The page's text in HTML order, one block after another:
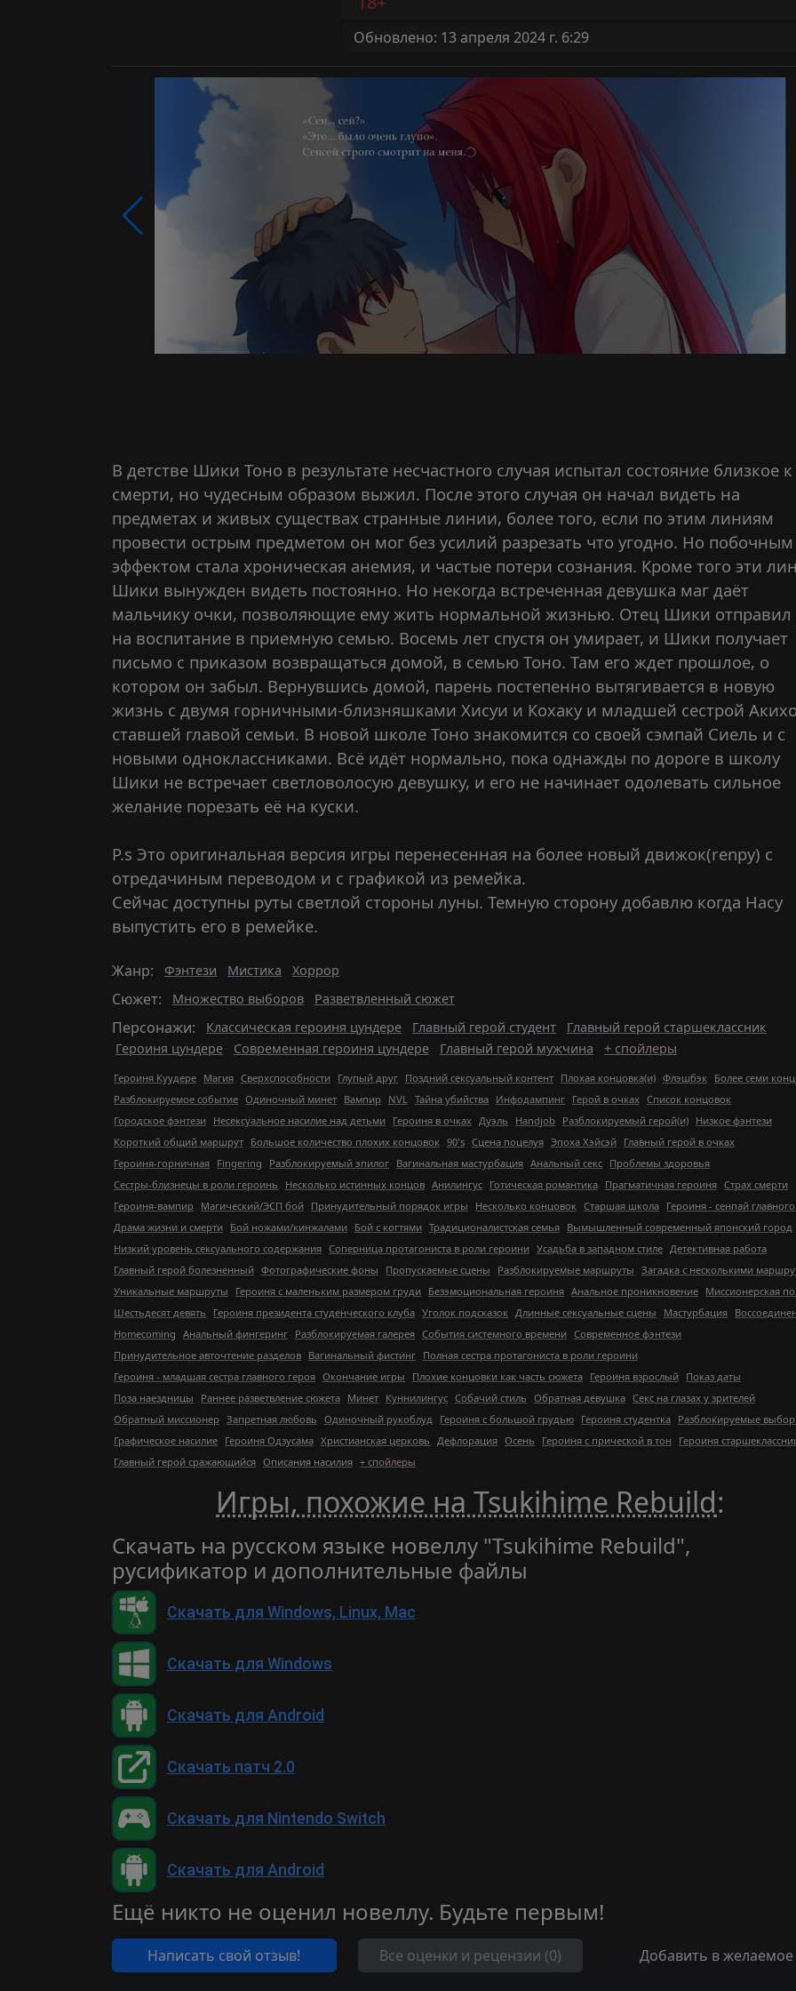
Обновлено: 13 апреля 2024 г. 6:29
В детстве Шики Тоно в результате несчастного случая испытал состояние близкое к
смерти, но чудесным образом выжил. После этого случая он начал видеть на
предметах и живых существах странные линии, более того, если по этим линиям
провести острым предметом он мог без усилий разрезать что угодно. Но побочным
эффектом стала хроническая анемия, и частые потери сознания. Кроме того эти
Шики вынужден видеть постоянно. Но некогда встреченная девушка маг даёт
мальчику очки, позволяющие ему жить нормальной жизнью. Отец Шики отправил
на воспитание в приемную семью. Восемь лет спустя он умирает, и Шики получает
письмо с приказом возвращаться домой, в семью Тоно. Там его ждет прошлое, о
котором он забыл. Вернувшись домой, парень постепенно вытягивается в новую
жизнь с двумя горничными-близняшками Хисуи и Кохаку и младшей сестрой
ставшей главой семьи. В новой школе Тоно знакомится со своей сэмпай Сиель и с
новыми одноклассниками. Всё идёт нормально, пока однажды по дороге в школу
Шики не встречает светловолосую девушку, и его не начинает одолевать сильное
желание порезать её на куски.
P.s Это оригинальная версия игры перенесенная на более новый движок(renpy) с
отредачиным переводом и с графикой из ремейка.
Сейчас доступны руты светлой стороны луны. Темную сторону добавлю когда Насу
выпустить его в ремейке.
Жанр: Фэнтези Мистика Хоррор
Сюжет: Множество выборов Разветвленный сюжет
Персонажи: Классическая героиня цундере Главный герой студент
Главный герой старшеклассник
Героиня цундере
Современная героиня цундере Главный герой мужчина + спойлеры
Героиня Куудере Магия Сверхспособности Глупый друг Поздний сексуальный контент Плохая концовка(и) Флэшбэк Более семи
Разблокируемое событие Одиночный минет Вампир NVL Тайна убийства Инфодампинг Герой в очках Список концовок
Городское фэнтези Несексуальное насилие над детьми Героиня в очках Дуэль Handjob Разблокируемый герой(и) Низкое фэнтези
Короткий общий маршрут Большое количество плохих концовок 90's Сцена поцелуя Эпоха Хэйсэй Главный герой в очках
Героиня-горничная Fingering Разблокируемый эпилог Вагинальная мастурбация Анальный секс Проблемы здоровья
Сестры-близнецы в роли героинь
Несколько истинных концов Анилингус Готическая романтика Прагматичная героиня Страх смерти
Героиня-вампир
Магический/ЭСП бой Принудительный порядок игры Несколько концовок Старшая школа Героиня - сенпай
Драма жизни и смерти Бой ножами/кинжалами Бой с когтями Традиционалистская семья Вымышленный современный японский город
Низкий уровень сексуального содержания Соперница протагониста в роли героини Усадьба в западном стиле Детективная работа
Главный герой болезненный Фотографические фоны Пропускаемые сцены Разблокируемые маршруты Загадка с несколькими
Уникальные маршруты
Героиня с маленьким размером груди Безэмоциональная героиня Анальное проникновение Миссионерская
Шестьдесят девять
Героиня президента студенческого клуба Уголок подсказок Длинные сексуальные сцены Мастурбация
Homecoming Анальный фингеринг Разблокируемая галерея События системного времени Современное фэнтези
Принудительное авточтение разделов Вагинальный фистинг Полная сестра протагониста в роли героини
Героиня - младшая сестра главного героя Окончание игры Плохие концовки как часть сюжета Героиня взрослый Показ даты
Поза наездницы
Раннее разветвление сюжета Минет Куннилингус Собачий стиль Обратная девушка Секс на глазах у зрителей
Обратный миссионер Запретная любовь Одиночный рукоблуд Героиня с большой грудью Героиня студентка Разблокируемые
Графическое насилие Героиня Одзусама Христианская церковь Дефлорация Осень Героиня с прической в тон
Героиня
Главный герой сражающийся Описания насилия + спойлеры
Игры, похожие на Tsukihime Rebuild:
Скачать на русском языке новеллу "Tsukihime Rebuild",
русификатор и дополнительные файлы
Скачать для Windows, Linux, Mac
Скачать для Windows
Скачать для Android
Скачать патч 2.0
Скачать для Nintendo Switch
Скачать для Android
Ещё никто не оценил новеллу. Будьте первым!
Написать свой отзыв! Все оценки и рецензии (0) Добавить в желаемое